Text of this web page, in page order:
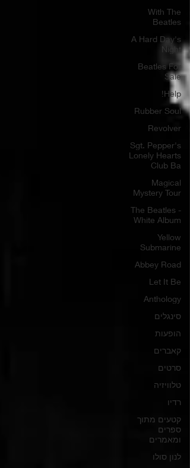
With The
Beatles
A Hard Day's
Night
Beatles For
Sale
Help!
Rubber Soul
Revolver
Sgt. Pepper's
Lonely Hearts
Club Ba
Magical
Mystery Tour
The Beatles -
White Album
Yellow
Submarine
Abbey Road
Let It Be
Anthology
סינגלים
הופעות
קאברים
סרטים
טלוויזיה
רדיו
קטעים מתוך
ספרים
ומאמרים
לנון סולו